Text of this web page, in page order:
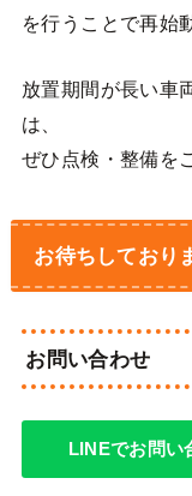
を行うことで再始
放置期間が長い車
は、
ぜひ点検・整備を
お待ちしており
お問い合わせ
LINEでお問い